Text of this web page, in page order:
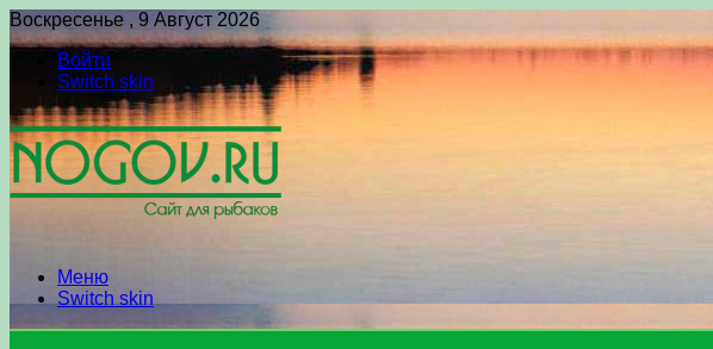
Воскресенье , 9 Август 2026
Войти
Switch skin
Меню
Switch skin